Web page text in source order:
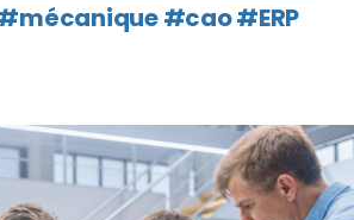
#cao #ERP